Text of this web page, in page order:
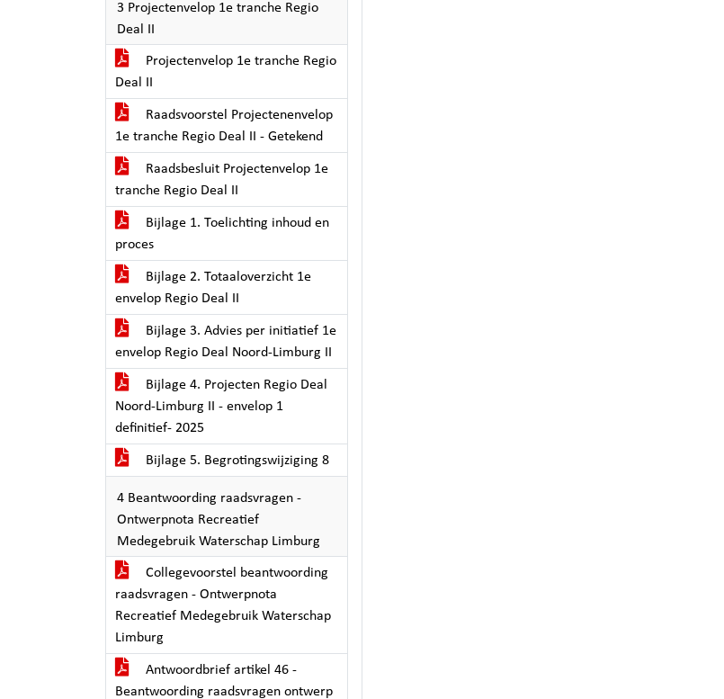
3 Projectenvelop 1e tranche Regio
Deal II
Projectenvelop 1e tranche Regio
Deal II
Raadsvoorstel Projectenenvelop
1e tranche Regio Deal II - Getekend
Raadsbesluit Projectenvelop 1e
tranche Regio Deal II
Bijlage 1. Toelichting inhoud en
proces
Bijlage 2. Totaaloverzicht 1e
envelop Regio Deal II
Bijlage 3. Advies per initiatief 1e
envelop Regio Deal Noord-Limburg II
Bijlage 4. Projecten Regio Deal
Noord-Limburg II - envelop 1
definitief- 2025
Bijlage 5. Begrotingswijziging 8
4 Beantwoording raadsvragen -
Ontwerpnota Recreatief
Medegebruik Waterschap Limburg
Collegevoorstel beantwoording
raadsvragen - Ontwerpnota
Recreatief Medegebruik Waterschap
Limburg
Antwoordbrief artikel 46 -
Beantwoording raadsvragen ontwerp